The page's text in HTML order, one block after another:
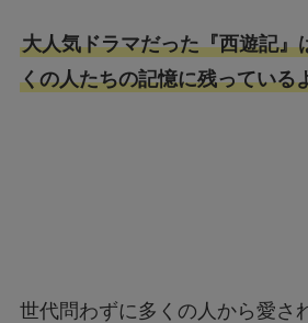
大人気ドラマだった『西遊記』
くの人たちの記憶に残っている
世代問わずに多くの人から愛さ